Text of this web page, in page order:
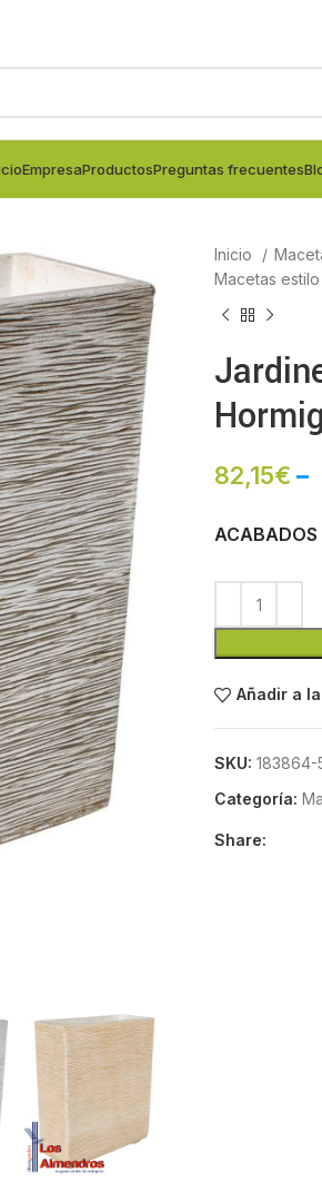
EmpresaProductosPreguntas frecuentes
Inicio
Macetas
82,15€ –
ACABADOS
Añadir a
SKU: 183864-
Categoría:
Share: